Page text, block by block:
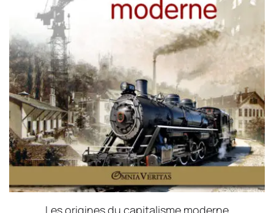
Les origines du capitalisme moderne